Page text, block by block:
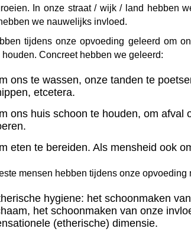
In onze straat / wijk / land hebben
we nauwelijks invloed.
tijdens onze opvoeding geleerd om
houden. Concreet hebben we geleerd:
ons te wassen, onze tanden te
etcetera.
ons huis schoon te houden, om afval
eten te bereiden. Als mensheid ook
mensen hebben tijdens onze opvoeding
hygiene: het schoonmaken
het schoonmaken van onze
(etherische) dimensie.